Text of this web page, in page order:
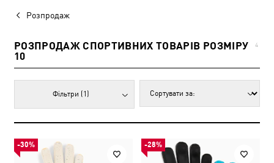
Розпродаж
РОЗПРОДАЖ СПОРТИВНИХ ТОВАРІВ РОЗМІРУ
10
4
Фільтри (1)
-30% -28%